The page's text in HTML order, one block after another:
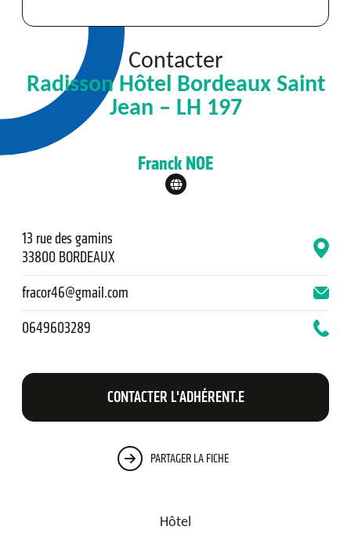
Contacter
Radisson Hôtel Bordeaux Saint
Jean – LH 197
Franck NOE
13 rue des gamins
33800 BORDEAUX
fracor46@gmail.com
0649603289
CONTACTER L'ADHÉRENT.E
PARTAGER LA FICHE
Hôtel